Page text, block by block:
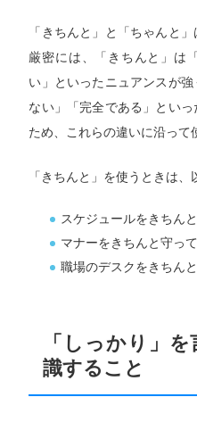
「きちんと」と「ちゃんと
厳密には、「きちんと」は
い」といったニュアンスが
ない」「完全である」とい
ため、これらの違いに沿って
「きちんと」を使うときは
スケジュールをきちん
マナーをきちんと守っ
職場のデスクをきちん
「しっかり」
識すること